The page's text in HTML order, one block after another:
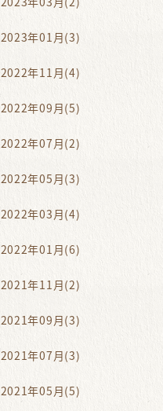
2023年01月(3)
2022年11月(4)
2022年09月(5)
2022年07月(2)
2022年05月(3)
2022年03月(4)
2022年01月(6)
2021年11月(2)
2021年09月(3)
2021年07月(3)
2021年05月(5)